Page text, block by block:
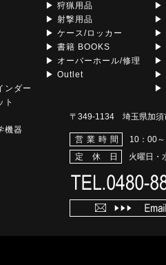
ンダー
ト
機器
▶ 狩猟用品
▶ 射撃用品
▶ ケース/ロッカー
▶ 書籍 BOOKS
▶ オーバーホール/修理
▶ Outlet
▶
▶
▶
▶
▶
▶
▶
〒349-1134 埼玉県加須
営業時間
10：00
定 休 日
火曜日・